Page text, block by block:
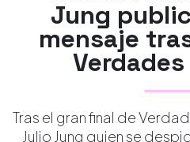
Jung
mensaje
Tras el gran final de
Julio Jung quien se